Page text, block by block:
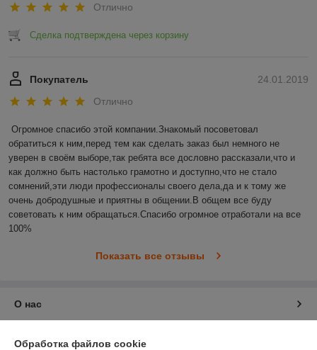
Отлично
Сделка подтверждена через корзину
24.01.2019
Покупатель
Отлично
Огромное спасибо этой компании.Знакомый посоветовал
обратиться к ним,перед тем как сделать заказ был немного не
уверен в своём выборе,так ребята все дословно рассказали,что и
как должно быть настолько грамотно и доступно,что не стало
сомнений,эти люди профессионалы своего дела,да и к тому же
очень добродушные и приятны в общении.В общем все буду
советовать к ним обращаться.Спасибо огромное отработали на все
100%
Показать все отзывы
О нас
Обработка файлов cookie